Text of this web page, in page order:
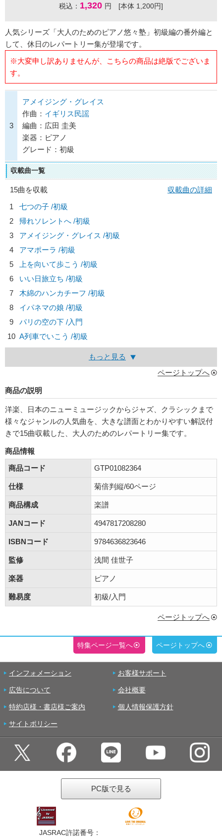
税込： 1,320 円 [本体 1,200円]
人気シリーズ「大人のためのピアノ悠々塾」初級編の番外編と
して、休日のレパートリー集が登場です。
※大変申し訳ありませんが、こちらの商品は絶版でございま
す。
3
アメイジング・グレイス
作曲： イギリス民謡
編曲：広田 圭美
楽器：ピアノ
グレード：初級
収載曲一覧
15曲を収載
収載曲の詳細
1
七つの子 /初級
2
帰れソレントへ /初級
3
アメイジング・グレイス /初級
4
アマポーラ /初級
5
上を向いて歩こう /初級
6
いい日旅立ち /初級
7
木綿のハンカチーフ /初級
8
イパネマの娘 /初級
9
パリの空の下 /入門
10 A列車でいこう /初級
もっと見る
ページトップへ
商品の説明
洋楽、日本のニューミュージックからジャズ、クラシックまで
様々なジャンルの人気曲を、大きな譜面とわかりやすい解説付
きで15曲収載した、大人のためのレパートリー集です。
商品情報
商品コード
GTP01082364
仕様 菊倍判縦/60ページ
商品構成 楽譜
JANコード 4947817208280
ISBNコード 9784636823646
監修 浅間 佳世子
楽器 ピアノ
難易度 初級/入門
ページトップへ
特集ページ一覧へ ページトップへ
インフォメーション お客様サポート
広告について 会社概要
特約店様・書店様ご案内 個人情報保護方針
サイトポリシー
PC版で見る
JASRAC許諾番号：